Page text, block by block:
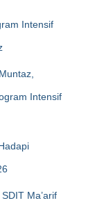
Intensif
Intensif
Ma’arif